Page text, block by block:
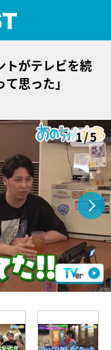
トがテレビを続
思った」
1/5